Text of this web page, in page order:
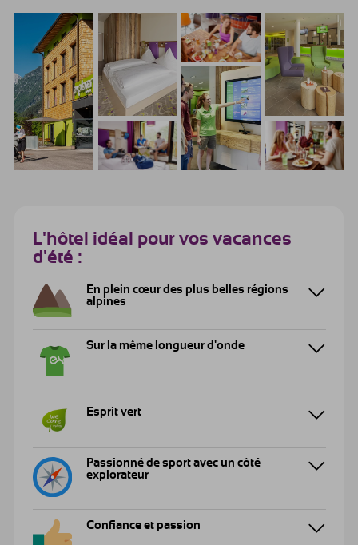
L'hôtel idéal pour vos vacances
d'été :
En plein cœur des plus belles régions
alpines
Sur la même longueur d'onde
Esprit vert
Passionné de sport avec un côté
explorateur
Confiance et passion